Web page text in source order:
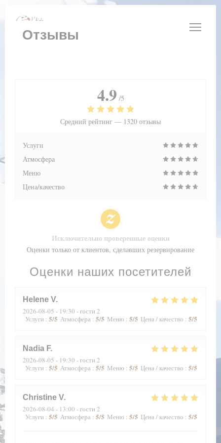
Панель управления cookies
Отзывы
Оценки наших посетителей
Helene V
2026-08-05 - 19:30 - гости 2
Услуги : 5/5 Атмосфера : 5/5 Меню : 5/5 Цена / качество : 5/5
Nadia F
2026-08-05 - 19:30 - гости 2
Услуги : 5/5 Атмосфера : 5/5 Меню : 5/5 Цена / качество : 5/5
Christine V
2026-08-04 - 13:00 - гости 2
Услуги : 5/5 Атмосфера : 5/5 Меню : 5/5 Цена / качество : 5/5
4.9 /5
Средний рейтинг — 1320 отзывы
Услуги
Атмосфера
Меню
Цена/качество
Исключительно проверенные оценки
Оценки только от клиентов, сделавших резервирование